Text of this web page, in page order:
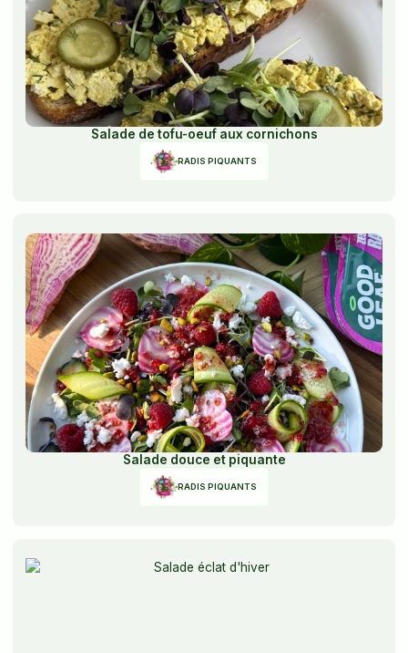
Salade de tofu-oeuf aux cornichons
RADIS PIQUANTS
Salade douce et piquante
RADIS PIQUANTS